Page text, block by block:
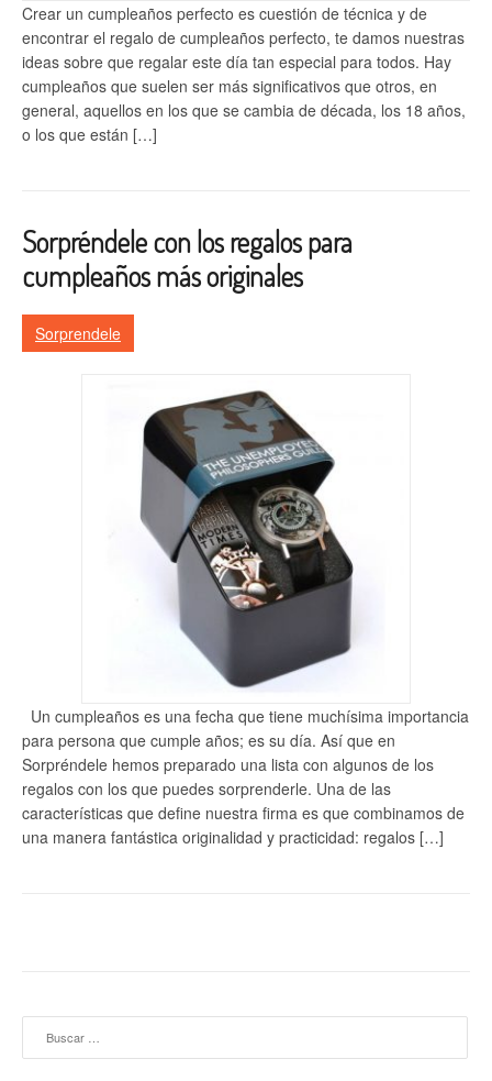
Crear un cumpleaños perfecto es cuestión de técnica y de
encontrar el regalo de cumpleaños perfecto, te damos nuestras
ideas sobre que regalar este día tan especial para todos. Hay
cumpleaños que suelen ser más significativos que otros, en
general, aquellos en los que se cambia de década, los 18 años,
o los que están […]
Sorpréndele con los regalos para
cumpleaños más originales
Sorprendele
Un cumpleaños es una fecha que tiene muchísima importancia
para persona que cumple años; es su día. Así que en
Sorpréndele hemos preparado una lista con algunos de los
regalos con los que puedes sorprenderle. Una de las
características que define nuestra firma es que combinamos de
una manera fantástica originalidad y practicidad: regalos […]